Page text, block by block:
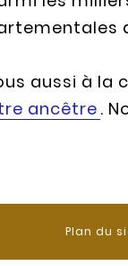
aussi à
ancêtre .
Plan du